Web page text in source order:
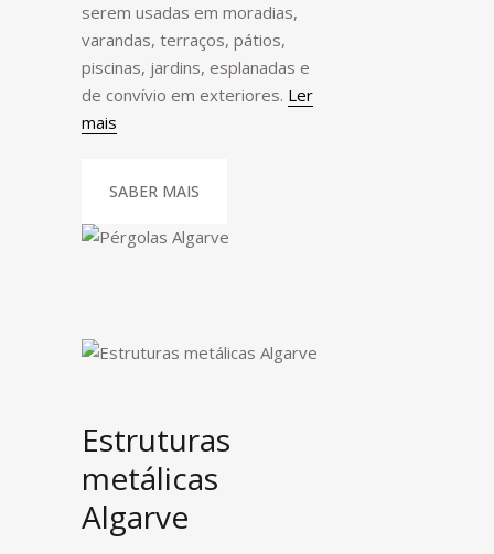
serem usadas em moradias,
varandas, terraços, pátios,
piscinas, jardins, esplanadas e
de convívio em exteriores. Ler
mais
SABER MAIS
Estruturas
metálicas
Algarve